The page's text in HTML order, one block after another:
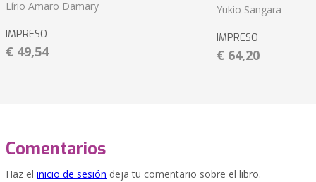
Lírio Amaro Damary
IMPRESO
€ 49,54
Yukio Sangara
IMPRESO
€ 64,20
Comentarios
Haz el inicio de sesión deja tu comentario sobre el libro.